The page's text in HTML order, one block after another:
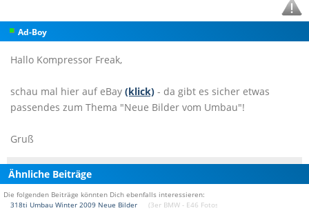
Ad-Boy
Hallo Kompressor Freak,
schau mal hier auf eBay (klick) - da gibt es sicher etwas
passendes zum Thema "Neue Bilder vom Umbau"!
Gruß
Ähnliche Beiträge
Die folgenden Beiträge könnten Dich ebenfalls interessieren:
318ti Umbau Winter 2009 Neue Bilder
(3er BMW - E46 Fotostories)